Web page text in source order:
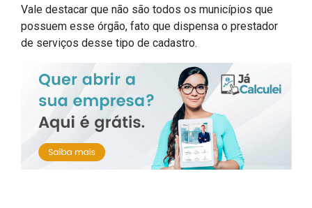
Vale destacar que não são todos os municípios que
possuem esse órgão, fato que dispensa o prestador
de serviços desse tipo de cadastro.